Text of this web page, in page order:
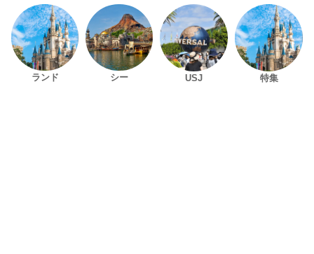
ランド シー USJ 特集